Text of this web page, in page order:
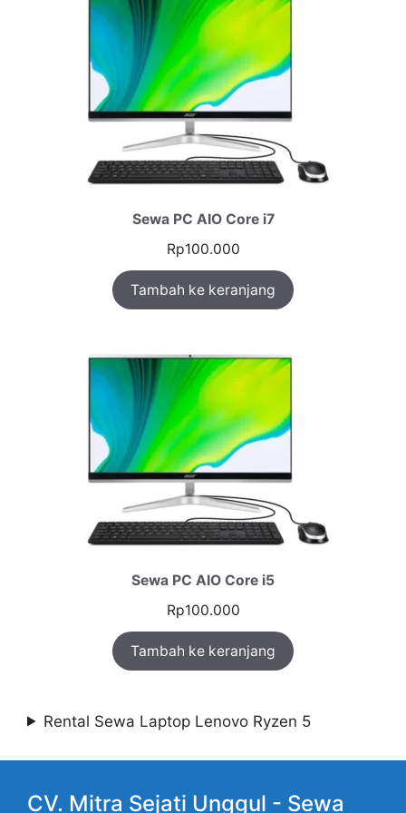
Sewa PC AIO Core i7
Rp100.000
Tambah ke keranjang
Sewa PC AIO Core i5
Rp100.000
Tambah ke keranjang
Rental Sewa Laptop Lenovo Ryzen 5
CV. Mitra Sejati Unggul - Sewa